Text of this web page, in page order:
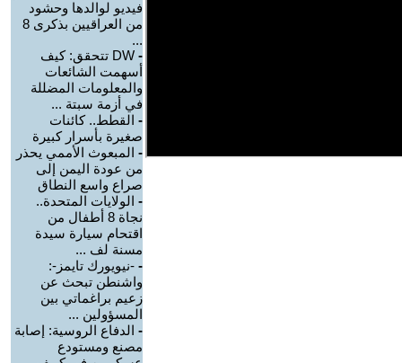
فيديو لوالدها وحشود
من العراقيين بذكرى 8
...
-
DW تتحقق: كيف
أسهمت الشائعات
والمعلومات المضللة
في أزمة سبتة ...
- القطط.. كائنات
صغيرة بأسرار كبيرة
- المبعوث الأممي يحذر
من عودة اليمن إلى
صراع واسع النطاق
- الولايات المتحدة..
نجاة 8 أطفال من
اقتحام سيارة سيدة
مسنة لف ...
- -نيويورك تايمز-:
واشنطن تبحث عن
زعيم براغماتي بين
المسؤولين ...
- الدفاع الروسية: إصابة
مصنع ومستودع